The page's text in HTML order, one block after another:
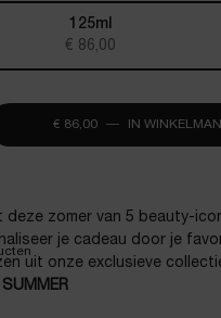
Geselecteerd
125ml
€ 86,00
, 1 of 1
€ 86,00 ― IN
deze zomer van 5 beauty-
je cadeau door je
uit onze exclusieve